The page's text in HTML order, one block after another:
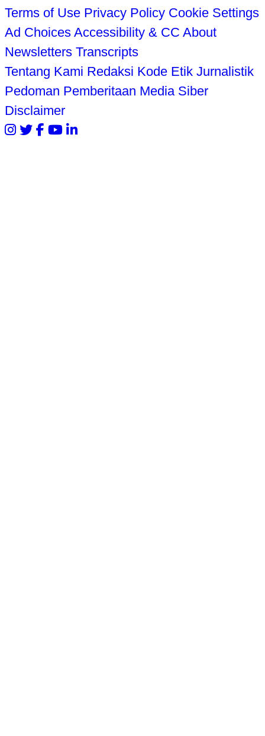
Terms of Use Privacy Policy Cookie Settings
Ad Choices Accessibility & CC About
Newsletters Transcripts
Tentang Kami Redaksi Kode Etik Jurnalistik
Pedoman Pemberitaan Media Siber
Disclaimer